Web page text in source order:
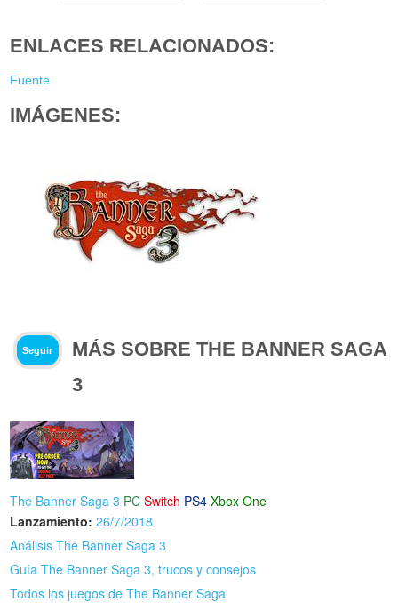
ENLACES RELACIONADOS:
Fuente
IMÁGENES:
Seguir
MÁS SOBRE THE BANNER SAGA
3
The Banner Saga 3 PC Switch PS4 Xbox One
Lanzamiento: 26/7/2018
Análisis The Banner Saga 3
Guía The Banner Saga 3, trucos y consejos
Todos los juegos de The Banner Saga